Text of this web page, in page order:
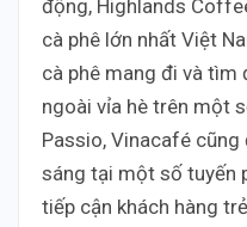
động, Highlands
cà phê lớn nhất Việt
cà phê mang đi và tìm
ngoài vỉa hè trên một
Passio, Vinacafé
sáng tại một số tuyến
tiếp cận khách hàng